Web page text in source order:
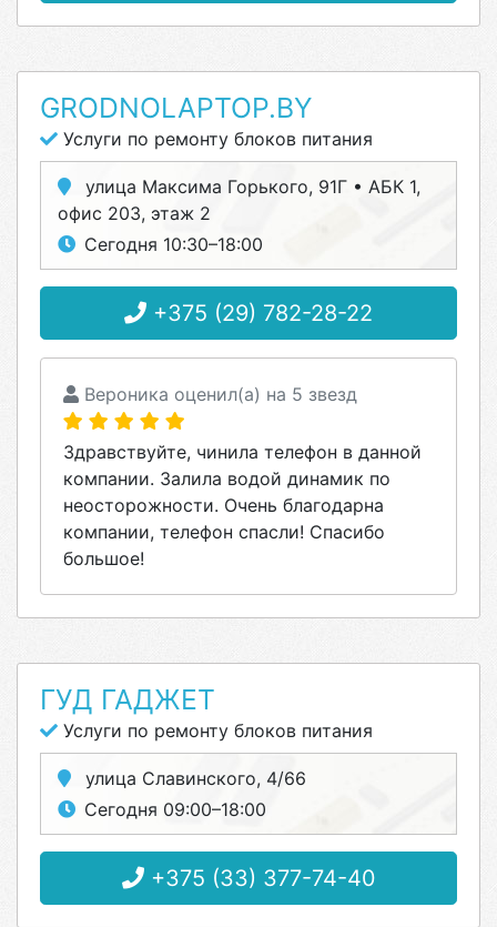
GRODNOLAPTOP.BY
Услуги по ремонту блоков питания
улица Максима Горького, 91Г • АБК 1,
офис 203, этаж 2
Сегодня 10:30–18:00
+375 (29) 782-28-22
Вероника оценил(а) на 5 звезд
Здравствуйте, чинила телефон в данной
компании. Залила водой динамик по
неосторожности. Очень благодарна
компании, телефон спасли! Спасибо
большое!
ГУД ГАДЖЕТ
Услуги по ремонту блоков питания
улица Славинского, 4/66
Сегодня 09:00–18:00
+375 (33) 377-74-40